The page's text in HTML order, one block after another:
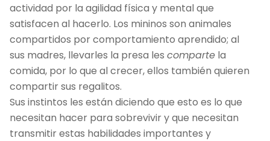
actividad por la agilidad física y mental que
satisfacen al hacerlo. Los mininos son animales
compartidos por comportamiento aprendido; al
sus madres, llevarles la presa les comparte la
comida, por lo que al crecer, ellos también quieren
compartir sus regalitos.
Sus instintos les están diciendo que esto es lo que
necesitan hacer para sobrevivir y que necesitan
transmitir estas habilidades importantes y